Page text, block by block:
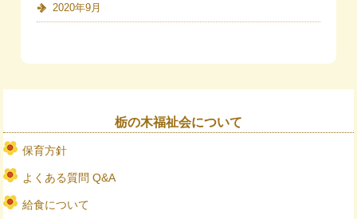
2020年9月
栃の木福祉会について
保育方針
よくある質問 Q&A
給食について